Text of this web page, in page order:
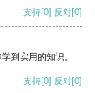
支持[0] 反对[0]
到实用的知识。
支持[0] 反对[0]